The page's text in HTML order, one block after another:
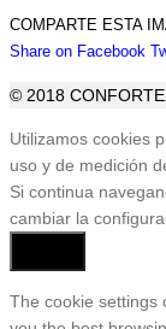
COMPARTE ESTA
Share on Facebook
© 2018
Ir
a
Tienda
Utilizamos cookies
uso y de medición
Si continua
cambiar la
The cookie settings